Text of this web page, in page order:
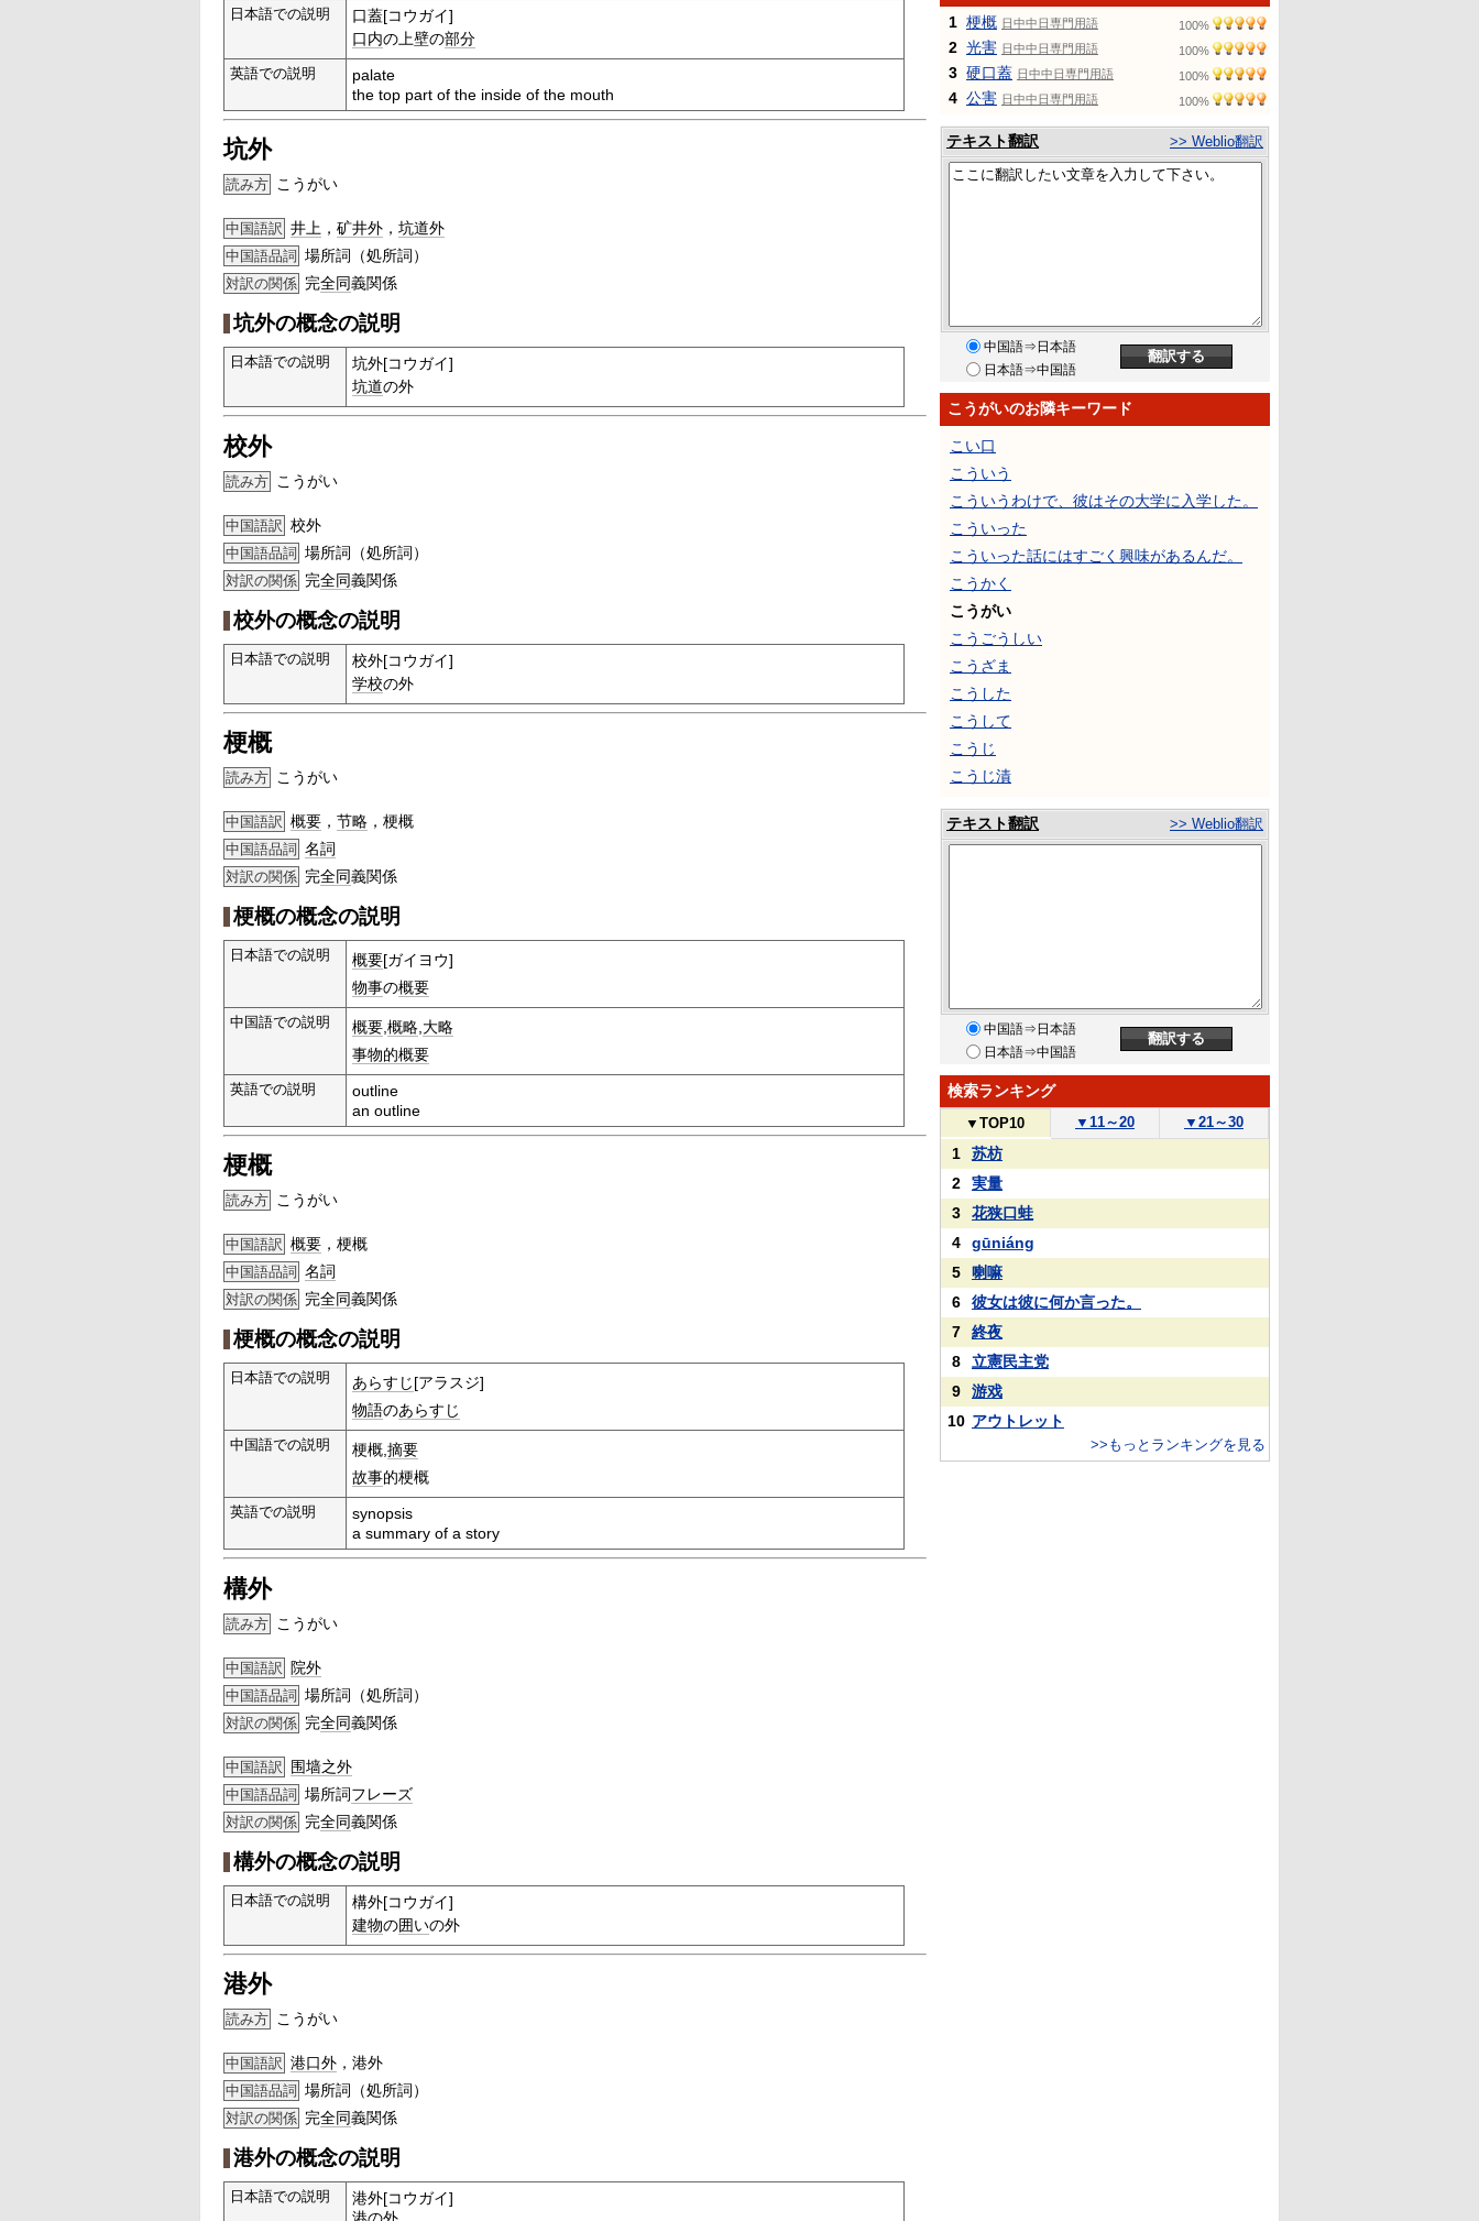
日本語での説明
口蓋[コウガイ]
口内の上壁の部分
英語での説明
palate
the top part of the inside of the mouth
坑外
読み方 こうがい
中国語訳 井上 ， 矿井外 ， 坑道外
中国語品詞 場所詞（処所詞）
対訳の関係 完全同義関係
坑外の概念の説明
日本語での説明
坑外[コウガイ]
坑道の外
校外
読み方 こうがい
中国語訳 校外
中国語品詞 場所詞（処所詞）
対訳の関係 完全同義関係
校外の概念の説明
日本語での説明
校外[コウガイ]
学校の外
梗概
読み方 こうがい
中国語訳 概要 ， 节略 ，梗概
中国語品詞 名詞
対訳の関係 完全同義関係
梗概の概念の説明
日本語での説明 概要[ガイヨウ]
物事の概要
中国語での説明 概要 概略 大略
事物的概要
英語での説明
outline
an outline
梗概
読み方 こうがい
中国語訳 概要 ，梗概
中国語品詞 名詞
対訳の関係 完全同義関係
梗概の概念の説明
日本語での説明 あらすじ[アラスジ]
物語のあらすじ
中国語での説明 梗概,摘要
故事的梗概
英語での説明
synopsis
a summary of a story
構外
読み方 こうがい
中国語訳 院外
中国語品詞 場所詞（処所詞）
対訳の関係 完全同義関係
中国語訳 围墙之外
中国語品詞 場所詞フレーズ
対訳の関係 完全同義関係
構外の概念の説明
日本語での説明
構外[コウガイ]
建物の囲いの外
港外
読み方 こうがい
中国語訳 港口外 ，港外
中国語品詞 場所詞（処所詞）
対訳の関係 完全同義関係
港外の概念の説明
日本語での説明
港外[コウガイ]
1 梗概 日中中日専門用語 100%
2 光害 日中中日専門用語 100%
3 硬口蓋 日中中日専門用語 100%
4 公害 日中中日専門用語 100%
テキスト翻訳 >> Weblio翻訳
中国語⇒日本語
日本語⇒中国語
こうがいのお隣キーワード
こい口
こういう
こういうわけで、彼はその大学に入学した。
こういった
こういった話にはすごく興味があるんだ。
こうかく
こうがい
こうごうしい
こうざま
こうした
こうして
こうじ
こうじ漬
テキスト翻訳 >> Weblio翻訳
中国語⇒日本語
日本語⇒中国語
検索ランキング
▼ TOP10 ▼ 11～20 ▼ 21～30
1
苏枋
2
実量
3
花狭口蛙
4
gūniáng
5
喇嘛
6
彼女は彼に何か言った。
7
終夜
8
立憲民主党
9
游戏
10 アウトレット
>>もっとランキングを見る